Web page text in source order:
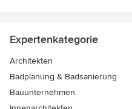
Expertenkategorie
Architekten
Badplanung & Badsanierung
Bauunternehmen